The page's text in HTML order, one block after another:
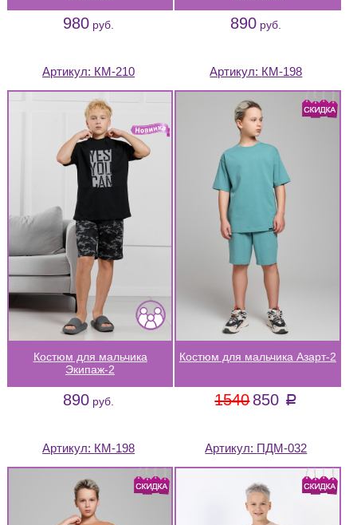
980 руб. 890 руб.
Артикул: КМ-210
Костюм для мальчика
Экипаж-2
890 руб.
Артикул: КМ-198
Костюм для мальчика Азарт-2
1540 850 a
Артикул: КМ-198 Артикул: ПДМ-032